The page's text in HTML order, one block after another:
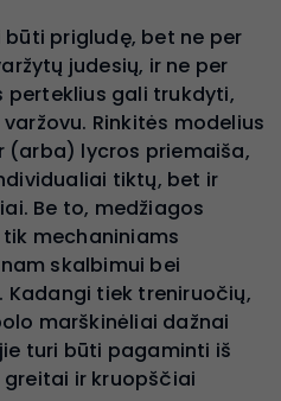
prigludę, bet ne per
judesių, ir ne per
perteklius gali trukdyti,
Rinkitės modelius
(arba) lycros priemaiša,
tiktų, bet ir
Be to, medžiagos
mechaniniams
skalbimui bei
tiek treniruočių,
marškinėliai dažnai
turi būti pagaminti iš
greitai ir kruopščiai